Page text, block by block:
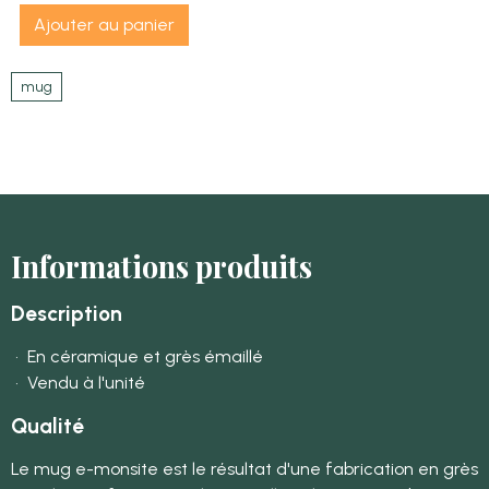
Ajouter au panier
mug
Informations produits
Description
• En céramique et grès émaillé
• Vendu à l'unité
Qualité
Le mug e-monsite est le résultat d'une fabrication en grès